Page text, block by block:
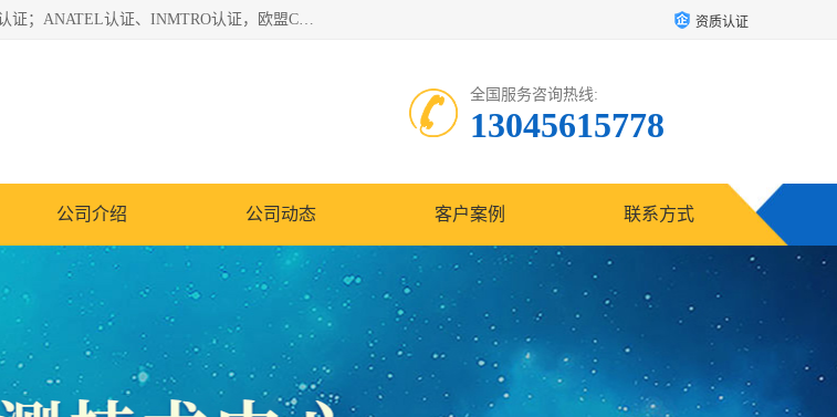
*是一家的测试、评估、检查与认机构，主要从事巴西NR10认证、NR12认证、NR13认证；ANATEL认证、INMTRO认证，欧盟CE认证：MD认证，PED认证，MID认证，ATEX认证，德国蓝色天使认证。 资质认证
全国服务咨询热线:
13045615778
公司介绍 公司动态 客户案例 联系方式